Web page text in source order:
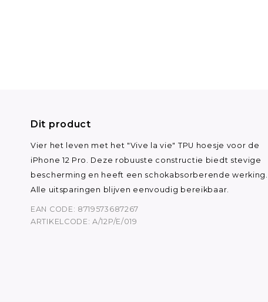
Dit product
Vier het leven met het "Vive la vie" TPU hoesje voor de
iPhone 12 Pro. Deze robuuste constructie biedt stevige
bescherming en heeft een schokabsorberende werking.
Alle uitsparingen blijven eenvoudig bereikbaar.
EAN CODE: 8719573687267
ARTIKELCODE: A/12P/E/019